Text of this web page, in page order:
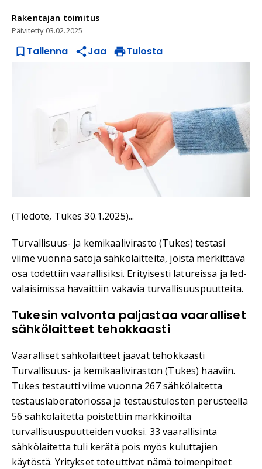
Rakentajan toimitus
Päivitetty 03.02.2025
Tallenna Jaa Tulosta
(Tiedote, Tukes 30.1.2025)...
Turvallisuus- ja kemikaalivirasto (Tukes) testasi
viime vuonna satoja sähkölaitteita, joista merkittävä
osa todettiin vaarallisiksi. Erityisesti latureissa ja led-
valaisimissa havaittiin vakavia turvallisuuspuutteita.
Tukesin valvonta paljastaa vaaralliset
sähkölaitteet tehokkaasti
Vaaralliset sähkölaitteet jäävät tehokkaasti
Turvallisuus- ja kemikaaliviraston (Tukes) haaviin.
Tukes testautti viime vuonna 267 sähkölaitetta
testauslaboratoriossa ja testaustulosten perusteella
56 sähkölaitetta poistettiin markkinoilta
turvallisuuspuutteiden vuoksi. 33 vaarallisinta
sähkölaitetta tuli kerätä pois myös kuluttajien
käytöstä. Yritykset toteuttivat nämä toimenpiteet